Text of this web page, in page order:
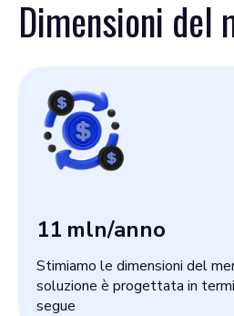
Dimensioni del
11 mln/anno
Stimiamo le dimensioni del
soluzione è progettata in
segue